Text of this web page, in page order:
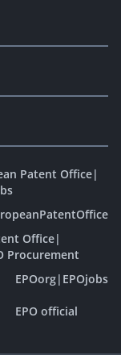
Patent Office|
Office|
Procurement
EPOorg| EPOjobs
EPO official